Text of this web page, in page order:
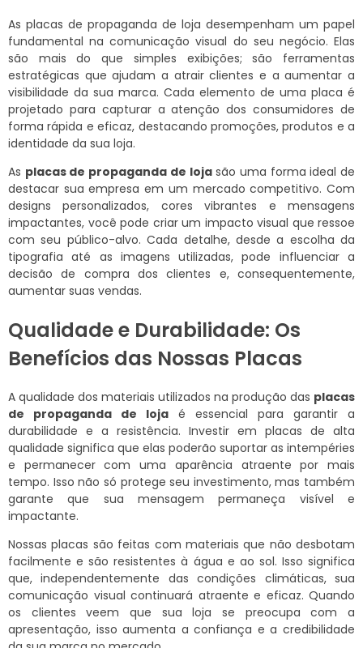
As placas de propaganda de loja desempenham um papel
fundamental na comunicação visual do seu negócio. Elas
são mais do que simples exibições; são ferramentas
estratégicas que ajudam a atrair clientes e a aumentar a
visibilidade da sua marca. Cada elemento de uma placa é
projetado para capturar a atenção dos consumidores de
forma rápida e eficaz, destacando promoções, produtos e a
identidade da sua loja.
As placas de propaganda de lojasão uma forma ideal de
destacar sua empresa em um mercado competitivo. Com
designs personalizados, cores vibrantes e mensagens
impactantes, você pode criar um impacto visual que ressoe
com seu público-alvo. Cada detalhe, desde a escolha da
tipografia até as imagens utilizadas, pode influenciar a
decisão de compra dos clientes e, consequentemente,
aumentar suas vendas.
Qualidade e Durabilidade: Os
Benefícios das Nossas Placas
A qualidade dos materiais utilizados na produção das placas
de propaganda de loja é essencial para garantir a
durabilidade e a resistência. Investir em placas de alta
qualidade significa que elas poderão suportar as intempéries
e permanecer com uma aparência atraente por mais
tempo. Isso não só protege seu investimento, mas também
garante que sua mensagem permaneça visível e
impactante.
Nossas placas são feitas com materiais que não desbotam
facilmente e são resistentes à água e ao sol. Isso significa
que, independentemente das condições climáticas, sua
comunicação visual continuará atraente e eficaz. Quando
os clientes veem que sua loja se preocupa com a
apresentação, isso aumenta a confiança e a credibilidade